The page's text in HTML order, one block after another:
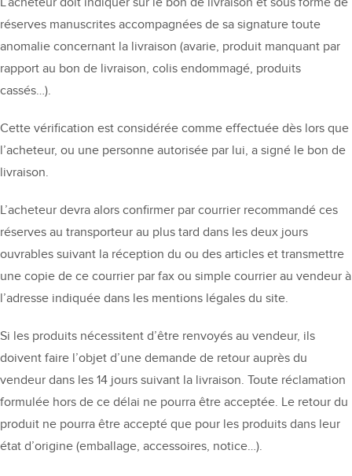
réserves manuscrites accompagnées de sa signature toute
anomalie concernant la livraison (avarie, produit manquant par
rapport au bon de livraison, colis endommagé, produits
cassés…).
Cette vérification est considérée comme effectuée dès lors que
l’acheteur, ou une personne autorisée par lui, a signé le bon de
livraison.
L’acheteur devra alors confirmer par courrier recommandé ces
réserves au transporteur au plus tard dans les deux jours
ouvrables suivant la réception du ou des articles et transmettre
une copie de ce courrier par fax ou simple courrier au vendeur à
l’adresse indiquée dans les mentions légales du site.
Si les produits nécessitent d’être renvoyés au vendeur, ils
doivent faire l’objet d’une demande de retour auprès du
vendeur dans les 14 jours suivant la livraison. Toute réclamation
formulée hors de ce délai ne pourra être acceptée. Le retour du
produit ne pourra être accepté que pour les produits dans leur
état d’origine (emballage, accessoires, notice…).